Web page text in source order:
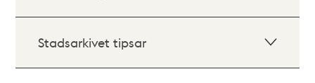
Stadsarkivet tipsar